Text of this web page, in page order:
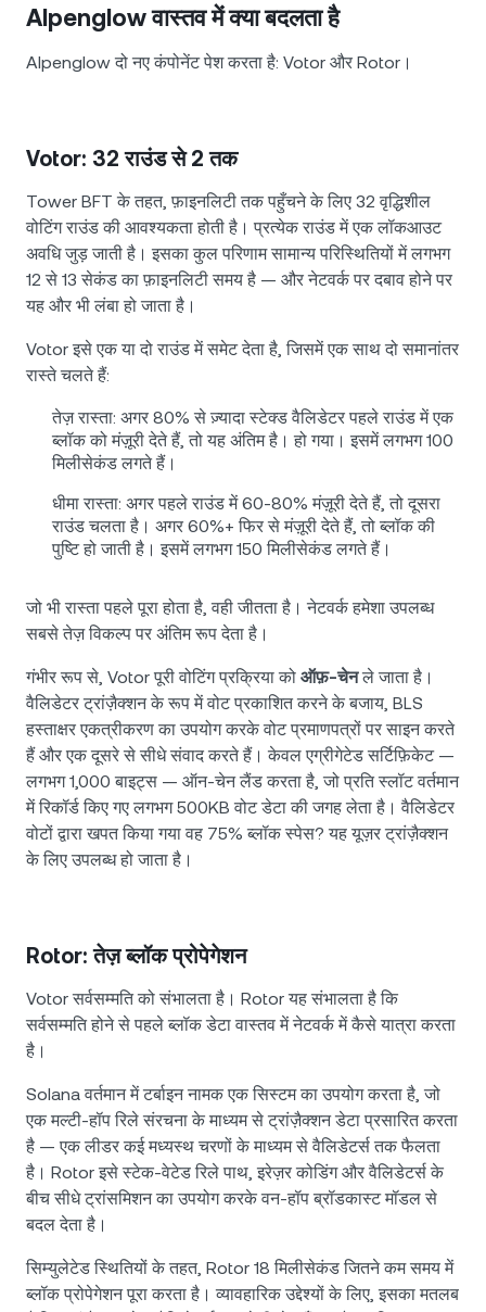
Alpenglow वास्तव में क्या बदलता है
Alpenglow दो नए कंपोनेंट पेश करता है: Votor और Rotor।
Votor: 32 राउंड से 2 तक
Tower BFT के तहत, फ़ाइनलिटी तक पहुँचने के लिए 32 वृद्धिशील
वोटिंग राउंड की आवश्यकता होती है। प्रत्येक राउंड में एक लॉकआउट
अवधि जुड़ जाती है। इसका कुल परिणाम सामान्य परिस्थितियों में लगभग
12 से 13 सेकंड का फ़ाइनलिटी समय है — और नेटवर्क पर दबाव होने पर
यह और भी लंबा हो जाता है।
Votor इसे एक या दो राउंड में समेट देता है, जिसमें एक साथ दो समानांतर
रास्ते चलते हैं:
तेज़ रास्ता: अगर 80% से ज़्यादा स्टेक्ड वैलिडेटर पहले राउंड में एक
ब्लॉक को मंज़ूरी देते हैं, तो यह अंतिम है। हो गया। इसमें लगभग 100
मिलीसेकंड लगते हैं।
धीमा रास्ता: अगर पहले राउंड में 60-80% मंज़ूरी देते हैं, तो दूसरा
राउंड चलता है। अगर 60%+ फिर से मंज़ूरी देते हैं, तो ब्लॉक की
पुष्टि हो जाती है। इसमें लगभग 150 मिलीसेकंड लगते हैं।
जो भी रास्ता पहले पूरा होता है, वही जीतता है। नेटवर्क हमेशा उपलब्ध
सबसे तेज़ विकल्प पर अंतिम रूप देता है।
गंभीर रूप से, Votor पूरी वोटिंग प्रक्रिया को ऑफ़-चेनले जाता है।
वैलिडेटर ट्रांज़ैक्शन के रूप में वोट प्रकाशित करने के बजाय, BLS
हस्ताक्षर एकत्रीकरण का उपयोग करके वोट प्रमाणपत्रों पर साइन करते
हैं और एक दूसरे से सीधे संवाद करते हैं। केवल एग्रीगेटेड सर्टिफ़िकेट —
लगभग 1,000 बाइट्स — ऑन-चेन लैंड करता है, जो प्रति स्लॉट वर्तमान
में रिकॉर्ड किए गए लगभग 500KB वोट डेटा की जगह लेता है। वैलिडेटर
वोटों द्वारा खपत किया गया वह 75% ब्लॉक स्पेस? यह यूज़र ट्रांज़ैक्शन
के लिए उपलब्ध हो जाता है।
Rotor: तेज़ ब्लॉक प्रोपेगेशन
Votor सर्वसम्मति को संभालता है। Rotor यह संभालता है कि
सर्वसम्मति होने से पहले ब्लॉक डेटा वास्तव में नेटवर्क में कैसे यात्रा करता
है।
Solana वर्तमान में टर्बाइन नामक एक सिस्टम का उपयोग करता है, जो
एक मल्टी-हॉप रिले संरचना के माध्यम से ट्रांज़ैक्शन डेटा प्रसारित करता
है — एक लीडर कई मध्यस्थ चरणों के माध्यम से वैलिडेटर्स तक फैलता
है। Rotor इसे स्टेक-वेटेड रिले पाथ, इरेज़र कोडिंग और वैलिडेटर्स के
बीच सीधे ट्रांसमिशन का उपयोग करके वन-हॉप ब्रॉडकास्ट मॉडल से
बदल देता है।
सिम्युलेटेड स्थितियों के तहत, Rotor 18 मिलीसेकंड जितने कम समय में
ब्लॉक प्रोपेगेशन पूरा करता है। व्यावहारिक उद्देश्यों के लिए, इसका मतलब